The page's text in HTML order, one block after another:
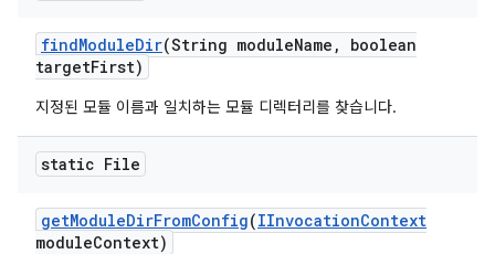
findModuleDir(String moduleName ,
boolean
targetFirst)
지정된 모듈 이름과 일치하는 모듈 디렉터리를 찾습니다.
static File
getModuleDirFromConfig(IInvocationContext
moduleContext)